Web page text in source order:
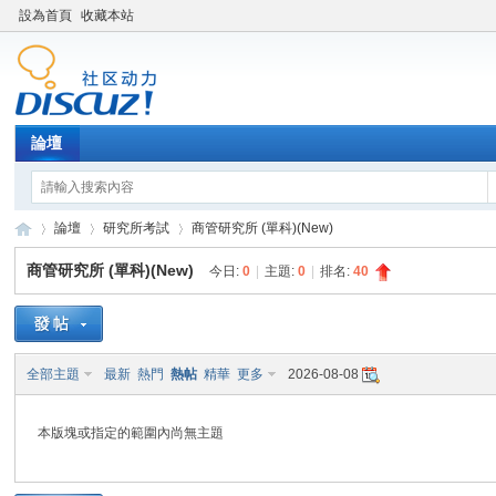
設為首頁 收藏本站
論壇
XY»
論壇
›
研究所考試 商管研究所 (單科)(New)
商管研究所 (單科)(New) 今日:0 主題:0 排名:40
全部主題 最新 熱門 熱帖 精華 更多 2026-08-08
本版塊或指定的範圍內尚無主題